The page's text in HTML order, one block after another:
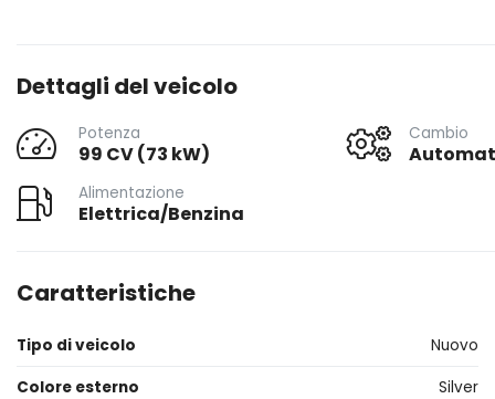
Dettagli del veicolo
Potenza
99 CV (73 kW)
Cambio
Alimentazione
Elettrica/Benzina
Caratteristiche
Tipo di veicolo Nuovo
Colore esterno
Silver